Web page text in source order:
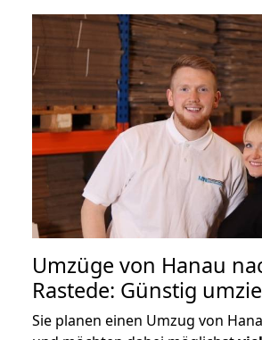
Umzüge von Hanau
Rastede: Günstig
Sie planen einen Umzug von